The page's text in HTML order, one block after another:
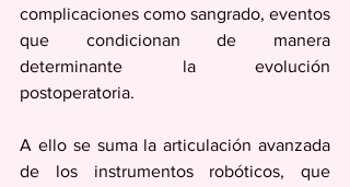
complicaciones como sangrado, eventos
que condicionan de manera
determinante la evolución
postoperatoria.
A ello se suma la articulación avanzada
de los instrumentos robóticos, que